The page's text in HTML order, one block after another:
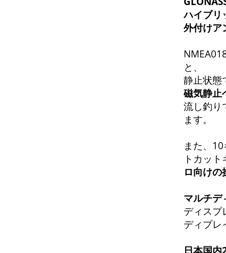
ハイブリ
外付けア
と、
静止状態
磁気静止
流し釣り
ます。
また、
トカッ
ロ向けの
マルチデ
ディスプ
ディプレ